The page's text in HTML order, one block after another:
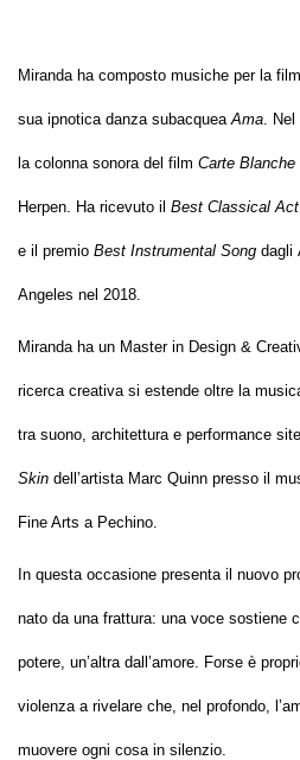
Miranda ha composto musiche per la
sua ipnotica danza subacqueaAma. Nel
la colonna sonora del film Carte Blanche
Herpen. Ha ricevuto il Best Classical
e il premio Best Instrumental Song dagli
Angeles nel 2018.
Miranda ha un Master in Design &
ricerca creativa si estende oltre la
tra suono, architettura e performance
Skin dell’artista Marc Quinn presso il
Fine Arts a Pechino.
In questa occasione presenta il nuovo
nato da una frattura: una voce sostiene
potere, un’altra dall’amore. Forse è
violenza a rivelare che, nel profondo,
muovere ogni cosa in silenzio.